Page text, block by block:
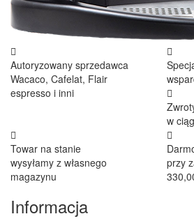
Autoryzowany sprzedawca
Wacaco, Cafelat, Flair
espresso i inni
w
Towar na stanie
wysyłamy z własnego
magazynu
przy
Informacja